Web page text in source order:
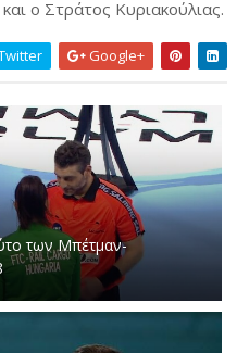
ο Στράτος Κυριακούλιας.
Google+
των Μπέτμαν-